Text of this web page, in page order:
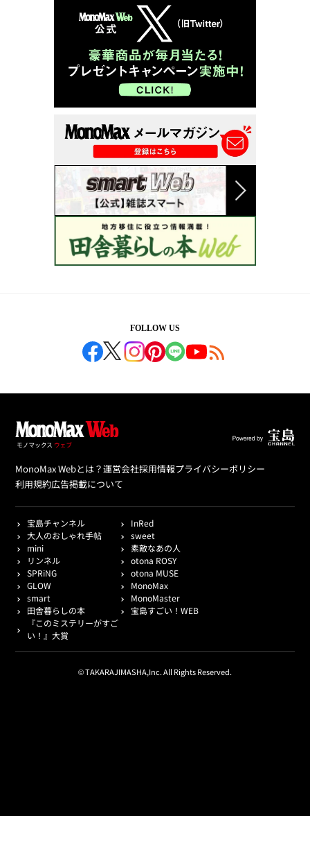
FOLLOW US
MonoMax Webとは？運営会社採用情報プライバシーポリシー
利用規約広告掲載について
宝島チャンネル
InRed
大人のおしゃれ手帖
sweet
mini
素敵なあの人
リンネル
otona ROSY
SPRiNG
otona MUSE
GLOW
MonoMax
smart
MonoMaster
田舎暮らしの本
宝島すごい！WEB
『このミステリーがすご
い！』大賞
© TAKARAJIMASHA,Inc. All Rights Reserved.